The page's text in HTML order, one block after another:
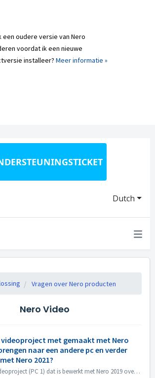
een oudere versie van Nero
voordat ik een nieuwe
installeer? Meer informatie »
Dutch
Vragen over Nero producten
Nero Video
videoproject met gemaakt met Nero
naar een andere pc en verder
Nero 2021?
Kan ik een videoproject (PC 1) dat is bewerkt met Nero 2019 overbrengen naar een andere PC (PC 2) en verder bewerken met Nero 2021? Ja, u kunt project en br...